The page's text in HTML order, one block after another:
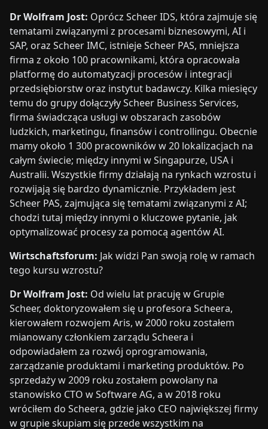
Dr Wolfram Jost: Oprócz Scheer IDS, która zajmuje się
tematami związanymi z procesami biznesowymi, AI i
SAP, oraz Scheer IMC, istnieje Scheer PAS, mniejsza
firma z około 100 pracownikami, która opracowała
platformę do automatyzacji procesów i integracji
przedsiębiorstw oraz instytut badawczy. Kilka miesięcy
temu do grupy dołączyły Scheer Business Services,
firma świadcząca usługi w obszarach zasobów
ludzkich, marketingu, finansów i controllingu. Obecnie
mamy około 1 300 pracowników w 20 lokalizacjach na
całym świecie; między innymi w Singapurze, USA i
Australii. Wszystkie firmy działają na rynkach wzrostu i
rozwijają się bardzo dynamicznie. Przykładem jest
Scheer PAS, zajmująca się tematami związanymi z AI;
chodzi tutaj między innymi o kluczowe pytanie, jak
optymalizować procesy za pomocą agentów AI.
Wirtschaftsforum: Jak widzi Pan swoją rolę w ramach
tego kursu wzrostu?
Dr Wolfram Jost: Od wielu lat pracuję w Grupie
Scheer, doktoryzowałem się u profesora Scheera,
kierowałem rozwojem Aris, w 2000 roku zostałem
mianowany członkiem zarządu Scheera i
odpowiadałem za rozwój oprogramowania,
zarządzanie produktami i marketing produktów. Po
sprzedaży w 2009 roku zostałem powołany na
stanowisko CTO w Software AG, a w 2018 roku
wróciłem do Scheera, gdzie jako CEO największej firmy
w grupie skupiam się przede wszystkim na